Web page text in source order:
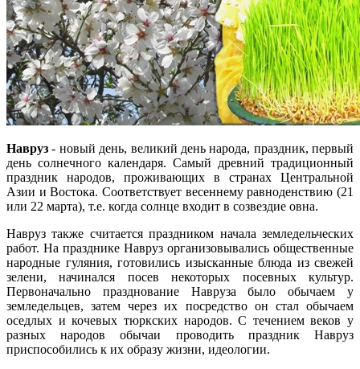
Навруз - новый день, великий день народа, праздник, первый
день солнечного календаря. Самый древний традиционный
праздник народов, проживающих в странах Центральной
Азии и Востока. Соответствует весеннему равноденствию (21
или 22 марта), т.е. когда солнце входит в созвездие овна.
Навруз также считается праздником начала земледельческих
работ. На празднике Навруз организовывались общественные
народные гуляния, готовились изысканные блюда из свежей
зелени, начинался посев некоторых посевных культур.
Первоначально празднование Навруза было обычаем у
земледельцев, затем через их посредство он стал обычаем
оседлых и кочевых тюркских народов. С течением веков у
разных народов обычаи проводить праздник Навруз
приспособились к их образу жизни, идеологии.